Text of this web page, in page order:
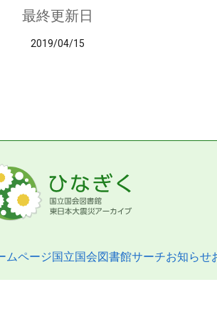
最終更新日
2019/04/15
ムページ国立国会図書館サーチお知らせ